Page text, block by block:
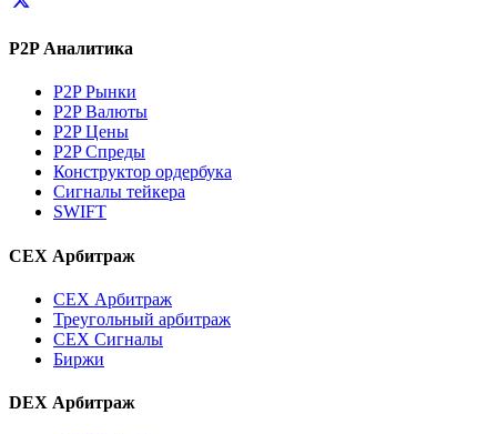
P2P Аналитика
P2P Рынки
P2P Валюты
P2P Цены
P2P Спреды
Конструктор ордербука
Сигналы тейкера
SWIFT
CEX Арбитраж
CEX Арбитраж
Треугольный арбитраж
CEX Сигналы
Биржи
DEX Арбитраж